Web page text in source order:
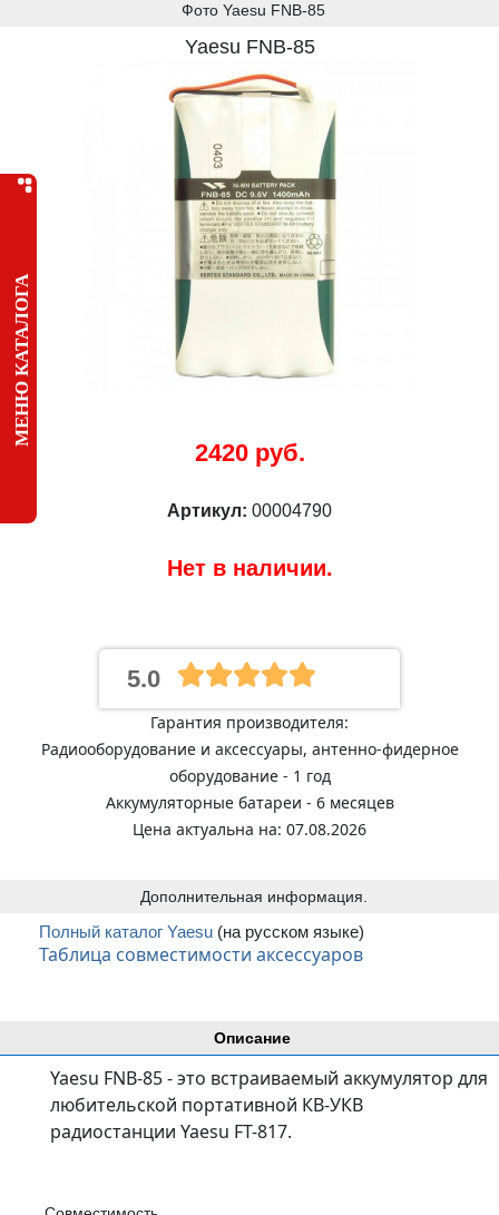
МЕНЮ КАТАЛОГА
Описание
Yaesu FNB-85 - это встраиваемый аккумулятор для
любительской портативной КВ-УКВ
радиостанции Yaesu FT-817.
Фото Yaesu FNB-85
Yaesu FNB-85
2420 руб.
Артикул: 00004790
Нет в наличии.
5.0
Гарантия производителя:
Радиооборудование и аксессуары, антенно-фидерное
оборудование - 1 год
Аккумуляторные батареи - 6 месяцев
Цена актуальна на: 07.08.2026
Дополнительная информация.
Полный каталог Yaesu (на русском языке)
Таблица совместимости аксессуаров